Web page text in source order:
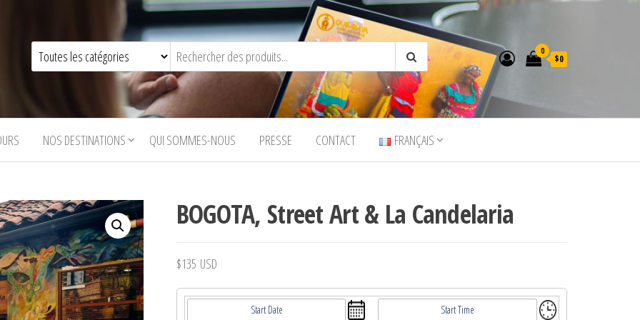
0
$0
NOS DESTINATIONS QUI SOMMES-NOUS PRESSE CONTACT FRANÇAIS
BOGOTA, Street Art & La Candelaria
$135 USD